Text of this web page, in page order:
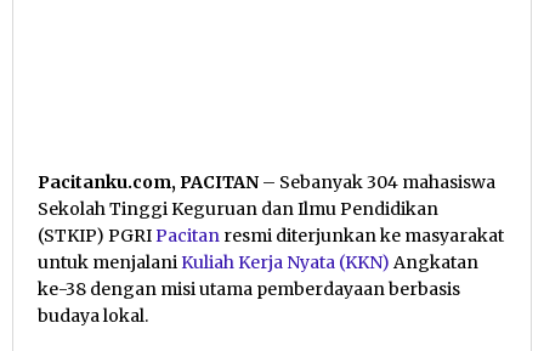
Pacitanku.com, PACITAN – Sebanyak 304 mahasiswa
Sekolah Tinggi Keguruan dan Ilmu Pendidikan
(STKIP) PGRI Pacitan resmi diterjunkan ke masyarakat
untuk menjalani Kuliah Kerja Nyata (KKN) Angkatan
ke-38 dengan misi utama pemberdayaan berbasis
budaya lokal.